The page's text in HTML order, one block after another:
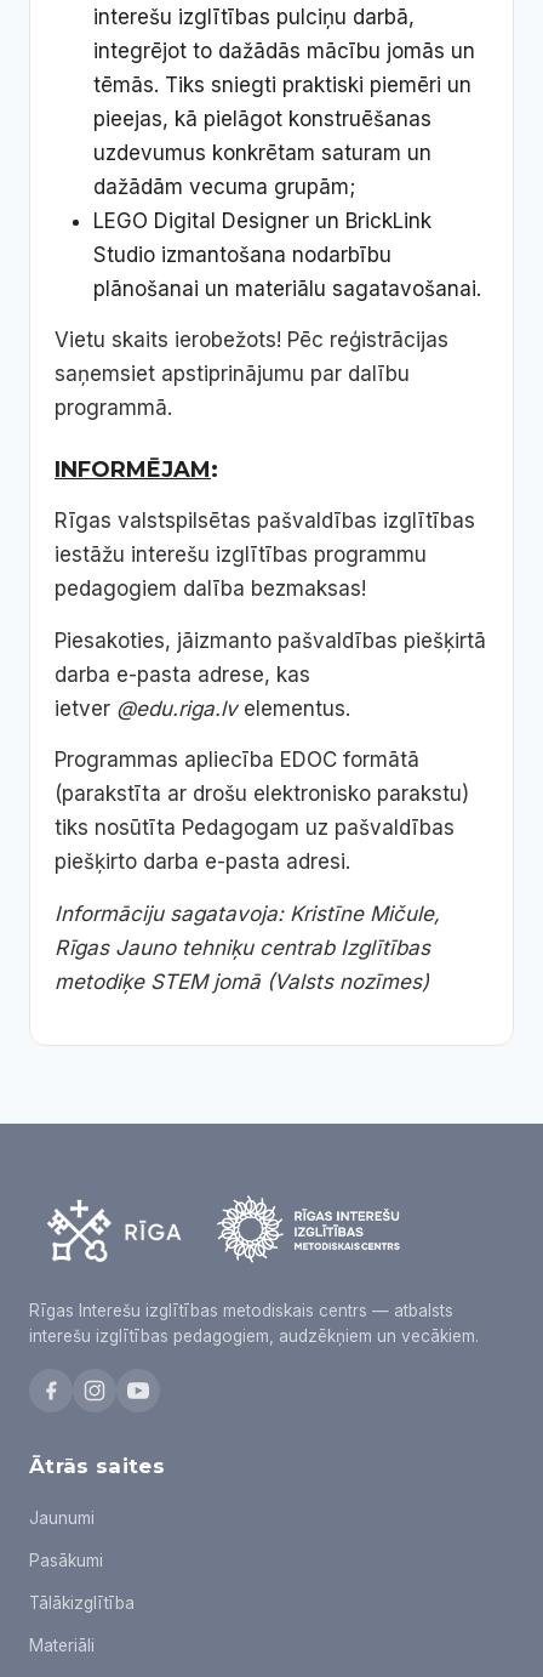
interešu izglītības pulciņu darbā,
integrējot to dažādās mācību jomās un
tēmās. Tiks sniegti praktiski piemēri un
pieejas, kā pielāgot konstruēšanas
uzdevumus konkrētam saturam un
dažādām vecuma grupām;
LEGO Digital Designer un BrickLink
Studio izmantošana nodarbību
plānošanai un materiālu sagatavošanai.
Vietu skaits ierobežots! Pēc reģistrācijas
saņemsiet apstiprinājumu par dalību
programmā.
INFORMĒJAM:
Rīgas valstspilsētas pašvaldības izglītības
iestāžu interešu izglītības programmu
pedagogiem dalība bezmaksas!
Piesakoties, jāizmanto pašvaldības piešķirtā
darba e-pasta adrese, kas
ietver @edu.riga.lvelementus.
Programmas apliecība EDOC formātā
(parakstīta ar drošu elektronisko parakstu)
tiks nosūtīta Pedagogam uz pašvaldības
piešķirto darba e-pasta adresi.
Informāciju sagatavoja: Kristīne Mičule,
Rīgas Jauno tehniķu centrab Izglītības
metodiķe STEM jomā (Valsts nozīmes)
Rīgas Interešu izglītības metodiskais centrs — atbalsts
interešu izglītības pedagogiem, audzēkņiem un vecākiem.
Ātrās saites
Jaunumi
Pasākumi
Tālākizglītība
Materiāli